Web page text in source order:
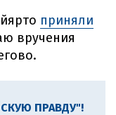
приняли
вручения
ПРАВДУ"!